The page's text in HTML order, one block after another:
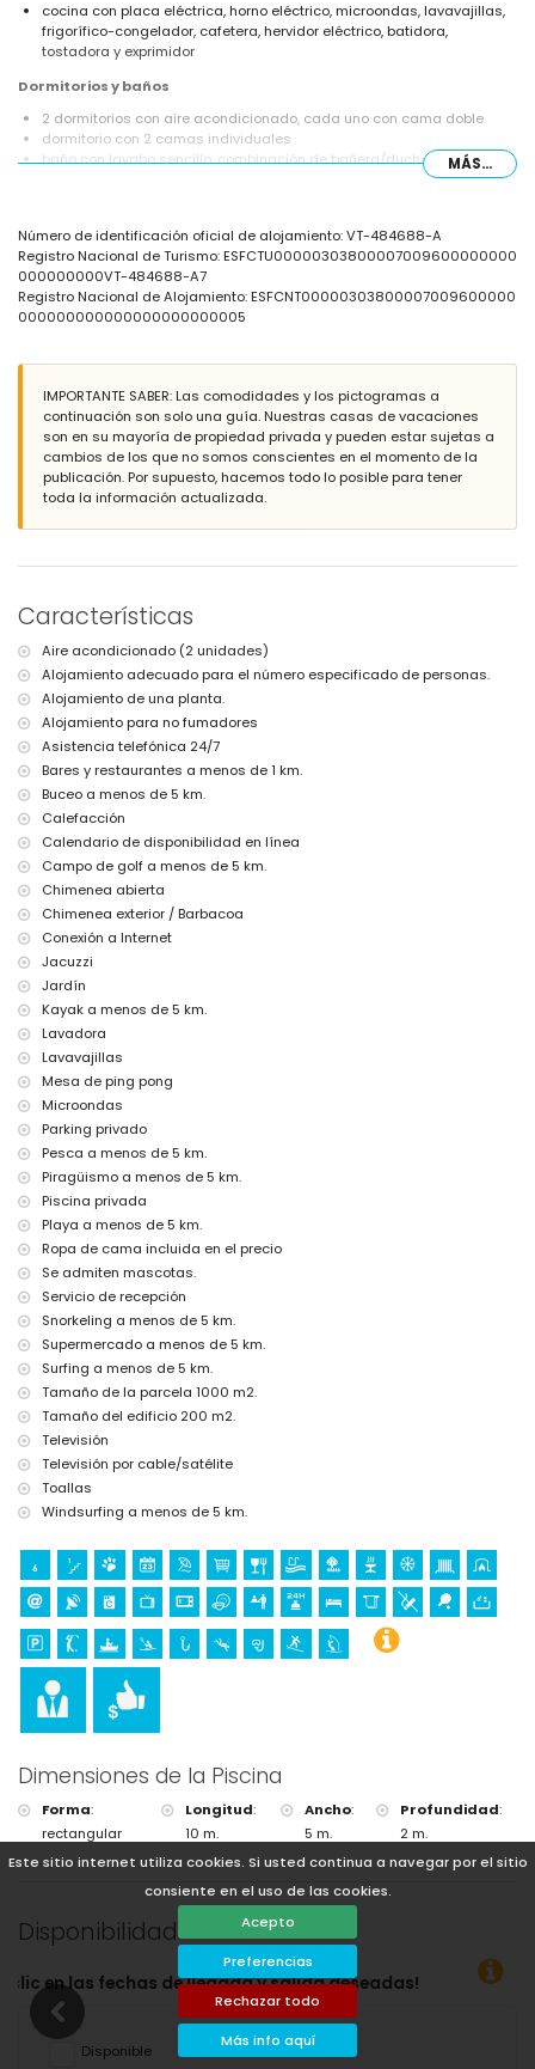
Este sitio internet utiliza cookies. Si usted continua a navegar por el sitio
consiente en el uso de las cookies.
Acepto
Preferencias
Rechazar todo
Más info aquí
cocina con placa eléctrica, horno eléctrico, microondas, lavavajillas,
frigorífico-congelador, cafetera, hervidor eléctrico, batidora,
tostadora y exprimidor
Dormitorios y baños
2 dormitorios con aire acondicionado, cada uno con cama doble
dormitorio con 2 camas individuales
baño con lavabo sencillo, combinación de bañera/ducha, ducha, bidé
Exterior de esta casa de vacaciones
parcela vallada
piscina privada de 10m x 5m y 2m de profundidad
hermoso jardín con césped y árboles y mobiliario de jardín con
tumbonas
barbacoa
ducha exterior
zona de estar exterior y zona de comedor exterior
2 plazas de aparcamiento privadas
Más información
población más cercana: Xàbia (a menos de 5 kilómetros de la casa)
de la casa)
la casa)
casa)
aeropuerto más cercano: Alicante (a menos de 100 kilómetros de la
casa)
segundo aeropuerto más cercano: Valencia (> 100 kilómetros)
prohibido fumar
El alojamiento es muy adecuado para familias con niños
Instalaciones y servicios incluidos en el precio del alquiler de esta
casa de vacaciones
internet (WiFi)
plancha y tabla de planchar
ropa de cama y toallas
servicio de recepción y servicio de emergencia 24 horas
mesa de ping-pong
calefacción central y aire acondicionado
Instalaciones y servicios con coste adicional
jacuzzi exterior
cama extra y camas/cunas para niños (a petición)
Entretenimiento y actividades de ocio para sus vacaciones en
Benitachell, Costa Blanca
paseo marítimo (El Portet) (a menos de 5 kilómetros de la casa)
Puntos de interés y cultura en Benitachell, Costa Blanca
iglesia (Parroquia de Santa María Magdalena, Benitachell), castillo
(Castell de Moraira), ruina (Castell de Moraira), monumento (Torre de
Vigía del Cap d'Or) y lugar histórico (Centro Histórico) (a menos de 5
kilómetros del alojamiento)
museo (Ecomuseo Cemroqt L'almassera) (a menos de 10 kilómetros
del alojamiento)
Deportes
golf (Club de Golf Xàbia), canoa, kayak, pesca, buceo, esnórquel, surf
y windsurf (a menos de 5 kilómetros de la casa)
tenis y equitación (a menos de 10 kilómetros de la casa)
MÁS...
Número de identificación oficial de alojamiento: VT-484688-A
Registro Nacional de Turismo: ESFCTU00000303800007009600000000
000000000VT-484688-A7
Registro Nacional de Alojamiento: ESFCNT00000303800007009600000
000000000000000000000005
IMPORTANTE SABER: Las comodidades y los pictogramas a
continuación son solo una guía. Nuestras casas de vacaciones
son en su mayoría de propiedad privada y pueden estar sujetas a
cambios de los que no somos conscientes en el momento de la
publicación. Por supuesto, hacemos todo lo posible para tener
toda la información actualizada.
Características
Aire acondicionado (2 unidades)
Alojamiento adecuado para el número especificado de personas.
Alojamiento de una planta.
Alojamiento para no fumadores
Asistencia telefónica 24/7
Bares y restaurantes a menos de 1 km.
Buceo a menos de 5 km.
Calefacción
Calendario de disponibilidad en línea
Campo de golf a menos de 5 km.
Chimenea abierta
Chimenea exterior / Barbacoa
Conexión a Internet
Jacuzzi
Jardín
Kayak a menos de 5 km.
Lavadora
Lavavajillas
Mesa de ping pong
Microondas
Parking privado
Pesca a menos de 5 km.
Piragüismo a menos de 5 km.
Piscina privada
Playa a menos de 5 km.
Ropa de cama incluida en el precio
Se admiten mascotas.
Servicio de recepción
Snorkeling a menos de 5 km.
Supermercado a menos de 5 km.
Surfing a menos de 5 km.
Tamaño de la parcela 1000 m2.
Tamaño del edificio 200 m2.
Televisión
Televisión por cable/satélite
Toallas
Windsurfing a menos de 5 km.
Dimensiones de la Piscina
Forma:
rectangular
Longitud:
10 m.
Ancho:
5 m.
Profundidad:
2 m.
Disponibilidad
deseadas!
Disponible